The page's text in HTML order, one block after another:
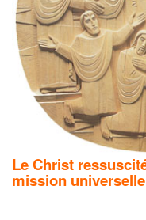
Le Christ
mission universelle